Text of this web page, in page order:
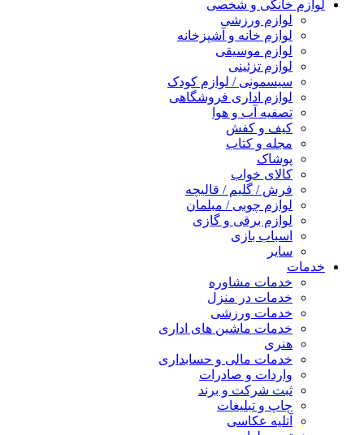
لوازم خانگی و شخصی
لوازم ورزشی
لوازم خانه و آشپزخانه
لوازم موسیقی
لوازم تزئینی
سیسمونی / لوازم کودک
لوازم اداری فروشگاهی
تصفیه آب و هوا
کیف و کفش
مجله و کتاب
پوشاک
کالای خواب
فرش / گلیم / قالیچه
لوازم چوبی / مبلمان
لوازم برقی و گازی
اسباب بازی
سایر
خدمات
خدمات مشاوره
خدمات در منزل
خدمات ورزشی
خدمات ماشین های اداری
هنری
خدمات مالی و حسابداری
واردات و صادرات
ثبت شرکت و برند
چاپ و تبلیغات
آتلیه عکاسی